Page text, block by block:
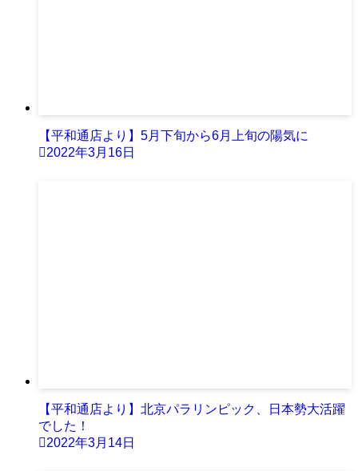
【平和通店より】5月下旬から6月上旬の陽気に
2022年3月16日
【平和通店より】北京パラリンピック、日本勢大活躍
でした！
2022年3月14日